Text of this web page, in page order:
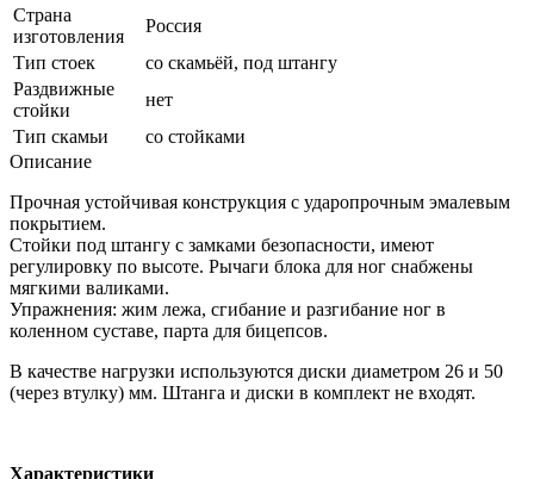
Страна
изготовления
Россия
Тип стоек
со скамьёй, под штангу
Раздвижные
стойки
нет
Тип скамьи
со стойками
Описание
Прочная устойчивая конструкция с ударопрочным эмалевым
покрытием.
Стойки под штангу с замками безопасности, имеют
регулировку по высоте. Рычаги блока для ног снабжены
мягкими валиками.
Упражнения: жим лежа, сгибание и разгибание ног в
коленном суставе, парта для бицепсов.
В качестве нагрузки используются диски диаметром 26 и 50
(через втулку) мм. Штанга и диски в комплект не входят.
Характеристики